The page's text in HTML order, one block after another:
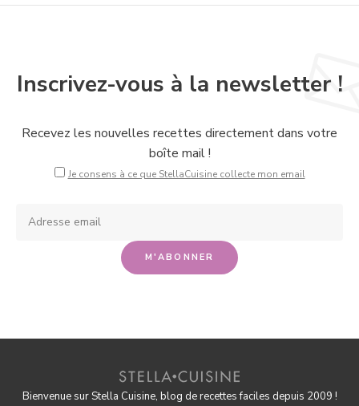
Inscrivez-vous à la newsletter !
Recevez les nouvelles recettes directement dans votre
boîte mail !
Je consens à ce que StellaCuisine collecte mon email
Bienvenue sur Stella Cuisine, blog de recettes faciles depuis 2009 !